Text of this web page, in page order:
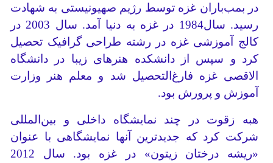
در بمب‌باران غزه توسط رژیم صهیونیستی به شهادت
رسید. سال1984 در غزه به دنیا آمد. سال 2003 در
کالج آموزشی غزه در رشته طراحی گرافیک تحصیل
کرد و سپس از دانشکده هنرهای زیبا در دانشگاه
الاقصی غزه فارغ‌التحصیل شد و معلم هنر وزارت
آموزش و پرورش بود.
هبه زقوت در چند نمایشگاه داخلی و بین‌المللی
شرکت کرد که جدیدترین آنها نمایشگاهی با عنوان
«ریشه درختان زیتون» در غزه بود. سال 2012